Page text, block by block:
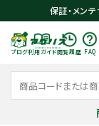
保証・メン
ブログ利用ガイド閲覧履歴 FAQ